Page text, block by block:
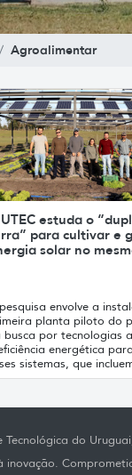
Agroalimentar
estuda o
para cultivar e
solar no
envolve a
planta piloto do
busca por tecnologias
energética
sistemas, que
Tecnológica do
inovação.